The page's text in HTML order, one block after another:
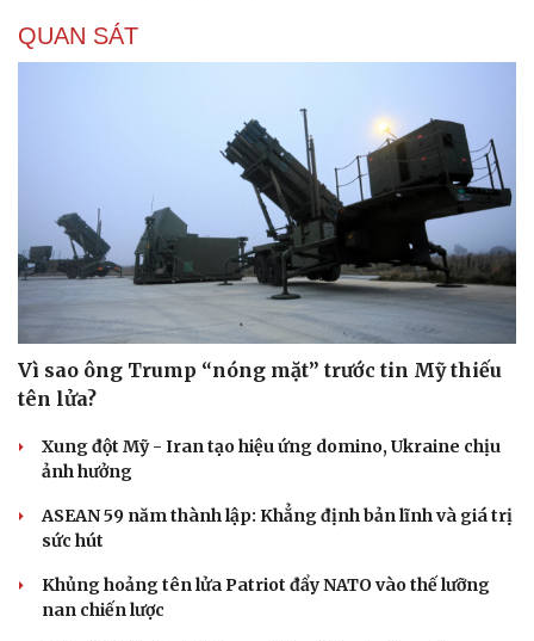
QUAN SÁT
Vì sao ông Trump “nóng mặt” trước tin Mỹ thiếu
tên lửa?
Xung đột Mỹ - Iran tạo hiệu ứng domino, Ukraine chịu
ảnh hưởng
ASEAN 59 năm thành lập: Khẳng định bản lĩnh và giá trị
sức hút
Khủng hoảng tên lửa Patriot đẩy NATO vào thế lưỡng
nan chiến lược